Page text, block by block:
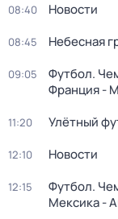
08:40 Новости
08:45 Небесная
09:05
Футбол.
Франция -
11:20 Улётный
12:10 Новости
12:15
Футбол.
Мексика -